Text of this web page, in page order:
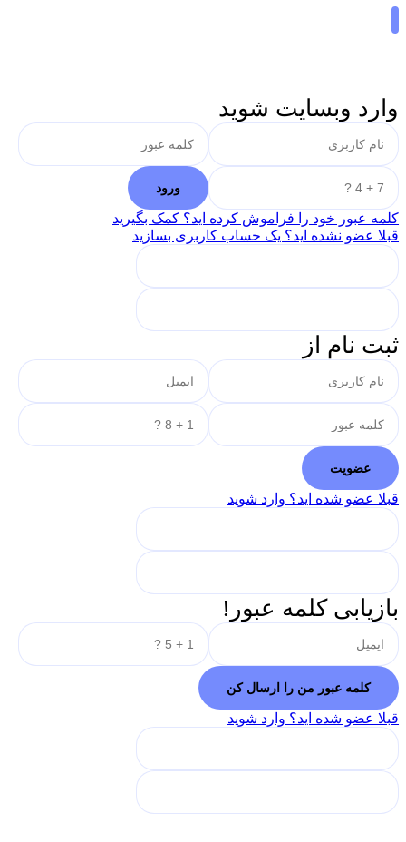
وارد وبسایت شوید
کلمه عبور خود را فراموش کرده اید؟ کمک بگیرید
قبلا عضو نشده اید؟ یک حساب کاربری بسازید
ثبت نام از
قبلا عضو شده اید؟ وارد شوید
بازیابی کلمه عبور!
قبلا عضو شده اید؟ وارد شوید